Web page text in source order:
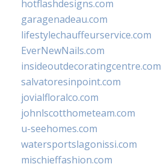
hotflashdesigns.com
garagenadeau.com
lifestylechauffeurservice.com
EverNewNails.com
insideoutdecoratingcentre.com
salvatoresinpoint.com
jovialfloralco.com
johnlscotthometeam.com
u-seehomes.com
watersportslagonissi.com
mischieffashion.com